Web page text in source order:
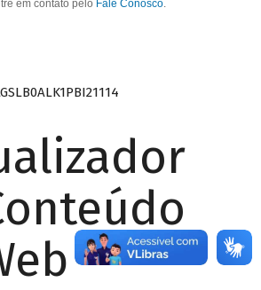
em contato pelo Fale Conosco.